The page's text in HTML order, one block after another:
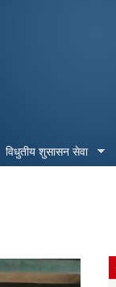
विधुतीय शुसासन सेवा